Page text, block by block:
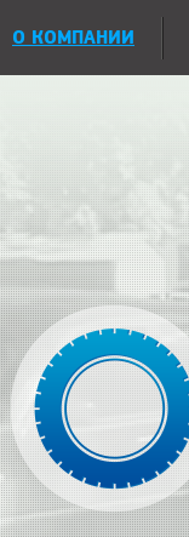
О КОМПАНИИ